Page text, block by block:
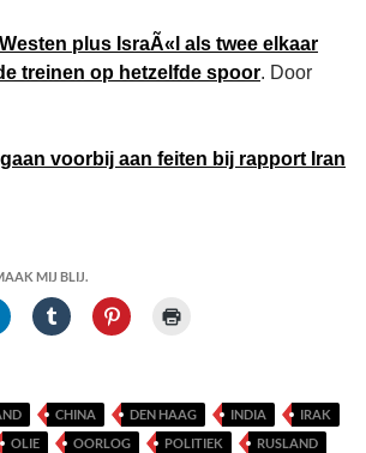
Westen plus IsraÃ«l als twee elkaar
treinen op hetzelfde spoor. Door
voorbij aan feiten bij rapport Iran
de volgende oorlog
MIJ BLIJ.
CHINA DEN HAAG INDIA
IRAK
OLIE OORLOG POLITIEK
RUSLAND